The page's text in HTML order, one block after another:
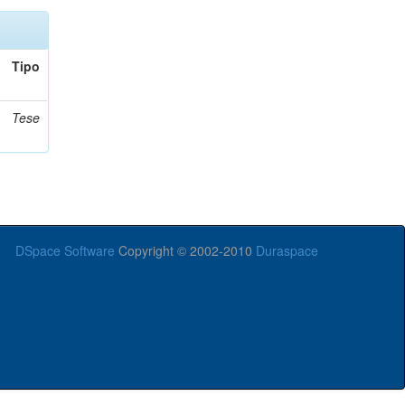
Tipo
Tese
DSpace Software Copyright © 2002-2010 Duraspace